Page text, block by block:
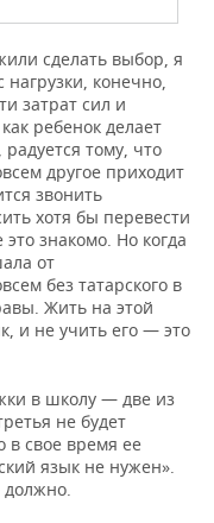
сделать выбор, я
нагрузки, конечно,
затрат сил и
ребенок делает
тому, что
другое приходит
звонить
хотя бы перевести
знакомо. Но когда
от
без татарского в
Жить на этой
и не учить его — это
в школу — две из
не будет
в свое время ее
язык не нужен».